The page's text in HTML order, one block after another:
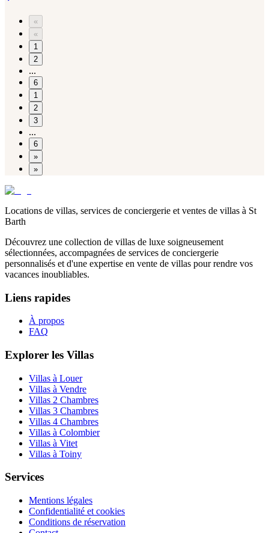
«
«
1
2
...
6
1
2
3
...
6
»
»
Locations de villas, services de conciergerie et ventes de villas à St
Barth
Découvrez une collection de villas de luxe soigneusement
sélectionnées, accompagnées de services de conciergerie
personnalisés et d'une expertise en vente de villas pour rendre vos
vacances inoubliables.
Liens rapides
À propos
FAQ
Explorer les Villas
Villas à Louer
Villas à Vendre
Villas 2 Chambres
Villas 3 Chambres
Villas 4 Chambres
Villas à Colombier
Villas à Vitet
Villas à Toiny
Services
Mentions légales
Confidentialité et cookies
Conditions de réservation